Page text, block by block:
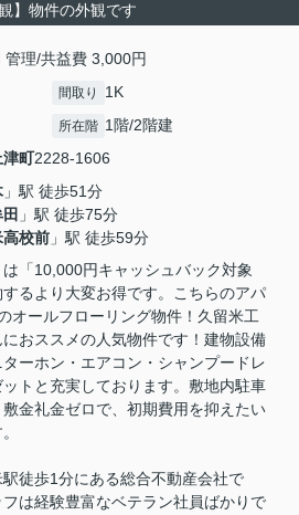
観】物件の外観です
理/共益費 3,000円
間取り 1K
所在階 1階/2階建
津町2228-1606
」駅 徒歩51分
」駅 徒歩75分
校前 」駅 徒歩59分
は「10,000円キャッシュバック対象
るより大変お得です。こちらのアパ
オールフローリング物件！久留米工
おススメの人気物件です！建物設備
ーホン・エアコン・シャンプードレ
トと充実しております。敷地内駐車
金礼金ゼロで、初期費用を抑えたい
徒歩1分にある総合不動産会社で
は経験豊富なベテラン社員ばかりで